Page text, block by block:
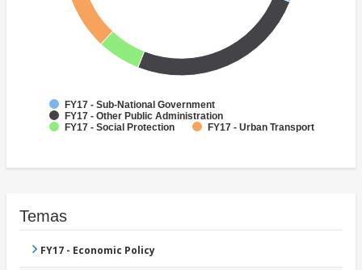
FY17 - Sub-National Government
FY17 - Other Public Administration
FY17 - Social Protection
FY17 - Urban Transport
Temas
FY17 - Economic Policy